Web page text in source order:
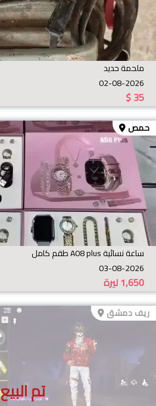
ملحمة حديد
02-08-2026
$35
حمص
ساعة نسائية A08 plus طقم كامل
03-08-2026
ليرة1,650
تم البيع
ريف دمشق